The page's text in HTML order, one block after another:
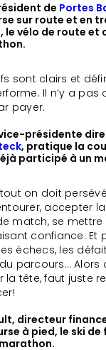
de Portes
sur route et en
le vélo de route et
sont clairs et
Il n’y a pas
payer.
présidente
, pratique la
participé à un
on doit
accepter
match, se
confiance. Et
échecs, les
parcours… Alors
la tête, faut juste
directeur
à pied, le ski de